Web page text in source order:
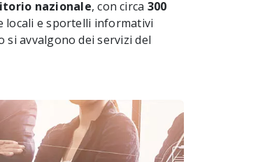
nazionale, con circa 300
locali e sportelli informativi
avvalgono dei servizi del